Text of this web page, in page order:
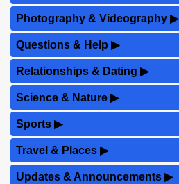
Photography & Videography ▶
Questions & Help ▶
Relationships & Dating ▶
Science & Nature ▶
Sports ▶
Travel & Places ▶
Updates & Announcements ▶